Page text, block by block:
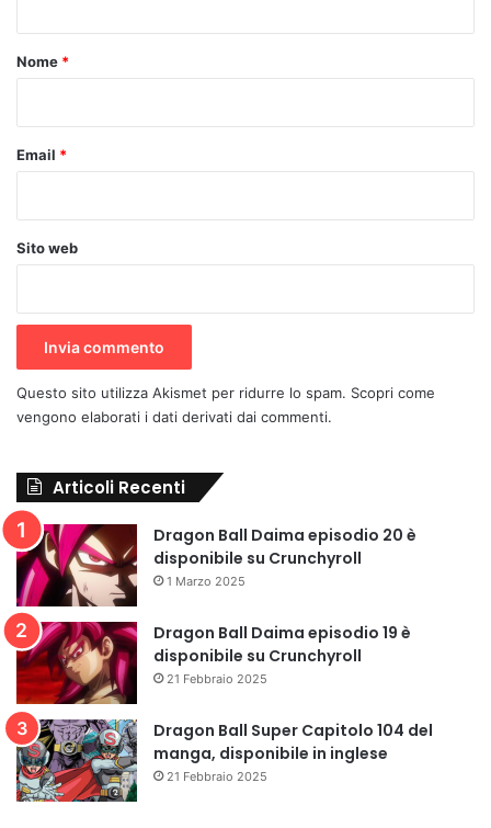
o
Nome *
Email *
Sito web
Questo sito utilizza Akismet per ridurre lo spam. Scopri come
vengono elaborati i dati derivati dai commenti.
Articoli Recenti
Dragon Ball Daima episodio 20 è
disponibile su Crunchyroll
1 Marzo 2025
Dragon Ball Daima episodio 19 è
disponibile su Crunchyroll
21 Febbraio 2025
Dragon Ball Super Capitolo 104 del
manga, disponibile in inglese
21 Febbraio 2025